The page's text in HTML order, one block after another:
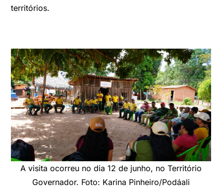
territórios.
A visita ocorreu no dia 12 de junho, no Território
Governador. Foto: Karina Pinheiro/Podáali